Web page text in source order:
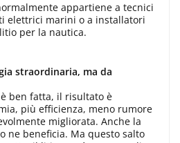
appartiene a tecnici
elettrici marini o a installatori
per la nautica.
straordinaria, ma da
ben fatta, il risultato è
più efficienza, meno rumore
migliorata. Anche la
ne beneficia. Ma questo salto